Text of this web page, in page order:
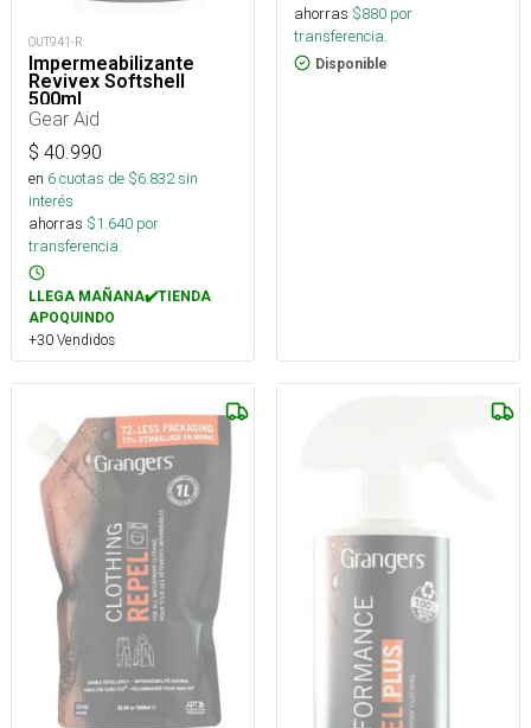
OUT941-R
Impermeabilizante
Revivex Softshell
500ml
Gear Aid
$ 40.990
en 6cuotas de $6.832sin
interés
ahorras $1.640 por
transferencia.
LLEGA MAÑANA✔️TIENDA
APOQUINDO
+30 Vendidos
ahorras $880 por
transferencia.
Disponible